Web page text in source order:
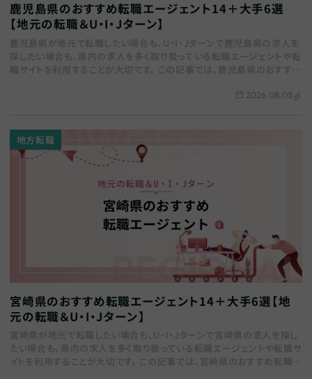
鹿児島県のおすすめ転職エージェント14＋大手6選
【地元の転職＆U・I・Jターン】
鹿児島県が地元で転職したい場合も、U・I・Jターンで鹿児島県の求人を
探したい場合も、県内の求人を多く取り扱っている転職エージェントや転
職サイトを利用することが大切です。 この記事では、鹿児島県のおすすめ
2026.08.03
地方転職
宮崎県のおすすめ転職エージェント14＋大手6選【地
元の転職＆U・I・Jターン】
宮崎県が地元で転職したい場合も、U・I・Jターンで宮崎県の求人を探し
たい場合も、県内の求人を多く取り扱っている転職エージェントや転職サ
イトを利用することが大切です。 この記事では、宮崎県のおすすめ転職エ